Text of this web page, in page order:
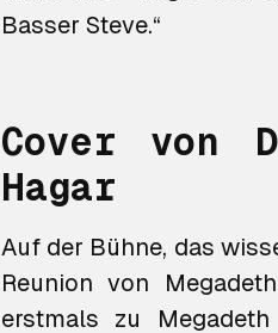
Basser Steve.“
Cover von
Hagar
Auf der Bühne, das
Reunion von
erstmals zu